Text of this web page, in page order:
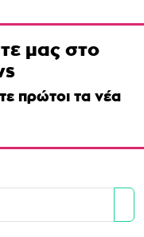
μας στο
πρώτοι τα νέα